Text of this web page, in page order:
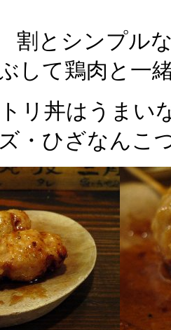
とシンプルな
して鶏肉と一
リ丼はうま
ズ・ひざなん